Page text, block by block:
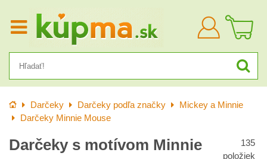
Prihlásiť
sa
Úvod Darčeky Darčeky podľa značky
Mickey a Minnie
Darčeky Minnie Mouse
Darčeky s motívom Minnie
135
položiek